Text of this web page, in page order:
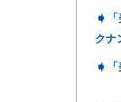
➧
クナ
➧